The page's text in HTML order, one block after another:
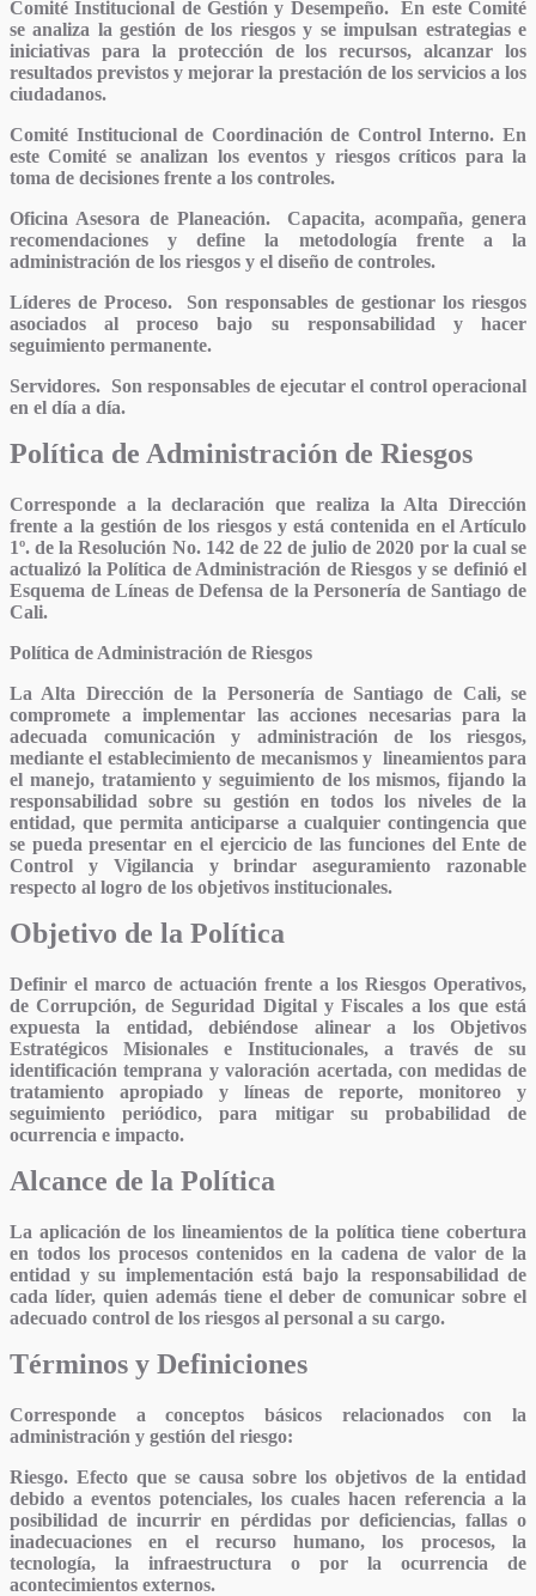
Comité Institucional de Gestión y Desempeño. En este Comité
se analiza la gestión de los riesgos y se impulsan estrategias e
iniciativas para la protección de los recursos, alcanzar los
resultados previstos y mejorar la prestación de los servicios a los
ciudadanos.
Comité Institucional de Coordinación de Control Interno. En
este Comité se analizan los eventos y riesgos críticos para la
toma de decisiones frente a los controles.
Oficina Asesora de Planeación.Capacita, acompaña, genera
recomendaciones y define la metodología frente a la
administración de los riesgos y el diseño de controles.
Líderes de Proceso. Son responsables de gestionar los riesgos
asociados al proceso bajo su responsabilidad y hacer
seguimiento permanente.
Servidores. Son responsables de ejecutar el control operacional
en el día a día.
Política de Administración de Riesgos
Corresponde a la declaración que realiza la Alta Dirección
frente a la gestión de los riesgos y está contenida en el Artículo
1º. de la Resolución No. 142 de 22 de julio de 2020 por la cual se
actualizó la Política de Administración de Riesgos y se definió el
Esquema de Líneas de Defensa de la Personería de Santiago de
Cali.
Política de Administración de Riesgos
La Alta Dirección de la Personería de Santiago de Cali, se
compromete a implementar las acciones necesarias para la
adecuada comunicación y administración de los riesgos,
mediante el establecimiento de mecanismos y lineamientos para
el manejo, tratamiento y seguimiento de los mismos, fijando la
responsabilidad sobre su gestión en todos los niveles de la
entidad, que permita anticiparse a cualquier contingencia que
se pueda presentar en el ejercicio de las funciones del Ente de
Control y Vigilancia y brindar aseguramiento razonable
respecto al logro de los objetivos institucionales.
Objetivo de la Política
Definir el marco de actuación frente a los Riesgos Operativos,
de Corrupción, de Seguridad Digital y Fiscales a los que está
expuesta la entidad, debiéndose alinear a los Objetivos
Estratégicos Misionales e Institucionales, a través de su
identificación temprana y valoración acertada, con medidas de
tratamiento apropiado y líneas de reporte, monitoreo y
seguimiento periódico, para mitigar su probabilidad de
ocurrencia e impacto.
Alcance de la Política
La aplicación de los lineamientos de la política tiene cobertura
en todos los procesos contenidos en la cadena de valor de la
entidad y su implementación está bajo la responsabilidad de
cada líder, quien además tiene el deber de comunicar sobre el
adecuado control de los riesgos al personal a su cargo.
Términos y Definiciones
Corresponde a conceptos básicos relacionados con la
administración y gestión del riesgo:
Riesgo. Efecto que se causa sobre los objetivos de la entidad
debido a eventos potenciales, los cuales hacen referencia a la
posibilidad de incurrir en pérdidas por deficiencias, fallas o
inadecuaciones en el recurso humano, los procesos, la
tecnología, la infraestructura o por la ocurrencia de
acontecimientos externos.